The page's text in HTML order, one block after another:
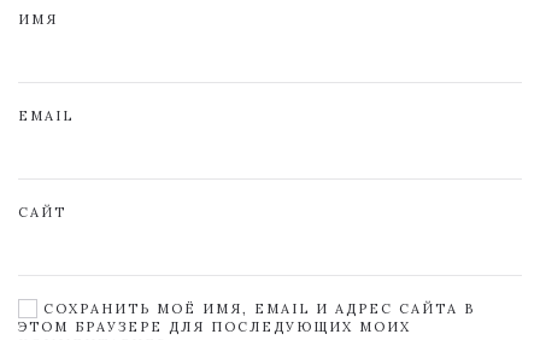
ИМЯ
EMAIL
САЙТ
СОХРАНИТЬ МОЁ ИМЯ, EMAIL И АДРЕС САЙТА В
ЭТОМ БРАУЗЕРЕ ДЛЯ ПОСЛЕДУЮЩИХ МОИХ